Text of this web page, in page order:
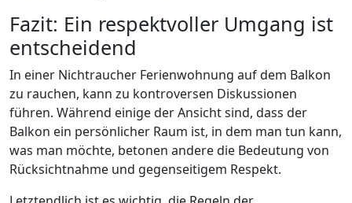
Fazit: Ein respektvoller Umgang ist
entscheidend
In einer Nichtraucher Ferienwohnung auf dem Balkon
zu rauchen, kann zu kontroversen Diskussionen
führen. Während einige der Ansicht sind, dass der
Balkon ein persönlicher Raum ist, in dem man tun kann,
was man möchte, betonen andere die Bedeutung von
Rücksichtnahme und gegenseitigem Respekt.